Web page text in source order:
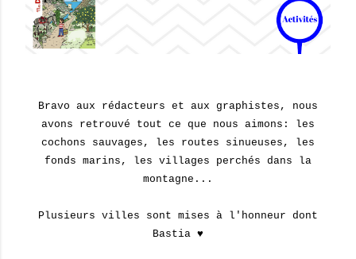
Bravo aux rédacteurs et aux graphistes, nous
avons retrouvé tout ce que nous aimons: les
cochons sauvages, les routes sinueuses, les
fonds marins, les villages perchés dans la
montagne...
Plusieurs villes sont mises à l'honneur dont
Bastia ♥